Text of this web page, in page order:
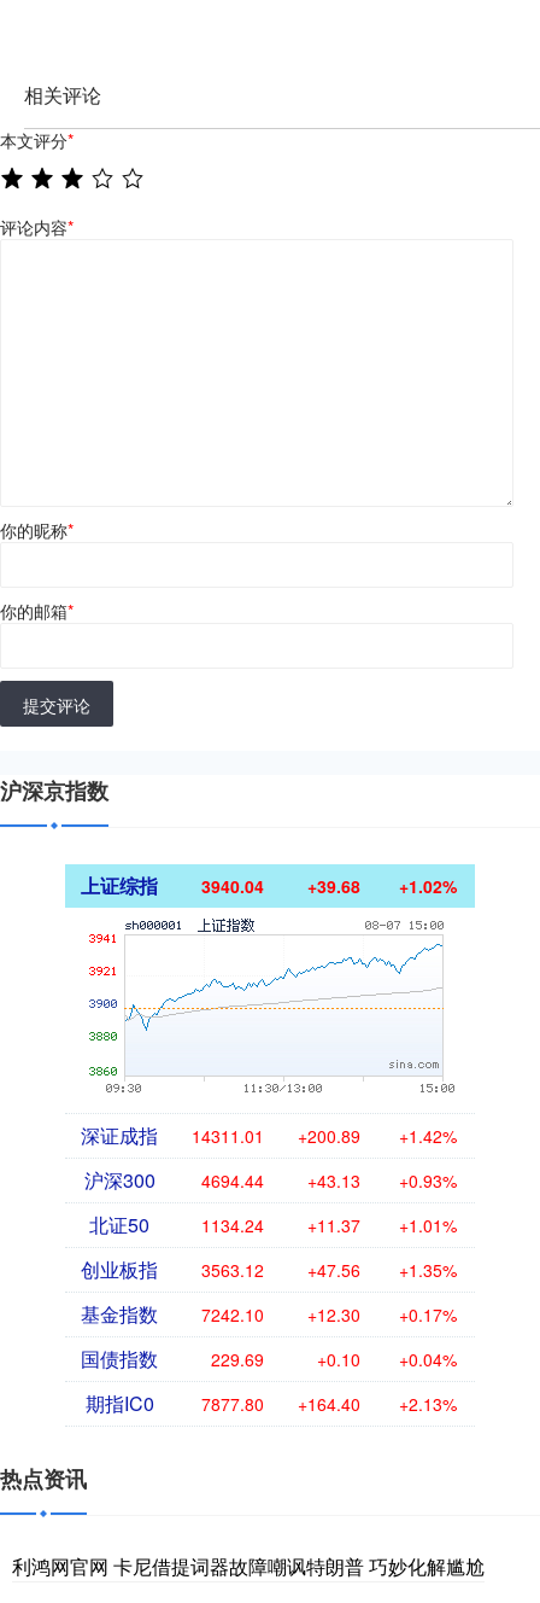
相关评论
本文评分*
评论内容*
你的昵称*
你的邮箱*
提交评论
沪深京指数
上证综指 3940.04 +39.68 +1.02%
深证成指 14311.01 +200.89 +1.42%
沪深300 4694.44 +43.13 +0.93%
北证50 1134.24 +11.37 +1.01%
创业板指 3563.12 +47.56 +1.35%
基金指数 7242.10 +12.30 +0.17%
国债指数 229.69 +0.10 +0.04%
期指IC0 7877.80 +164.40 +2.13%
热点资讯
利鸿网官网 卡尼借提词器故障嘲讽特朗普 巧妙化解尴尬